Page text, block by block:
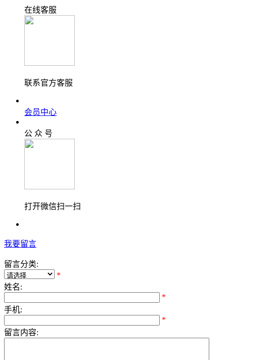
在线客服
联系官方客服
会员中心
公 众 号
打开微信扫一扫
我要留言
留言分类:
*
姓名:
*
手机:
*
留言内容: